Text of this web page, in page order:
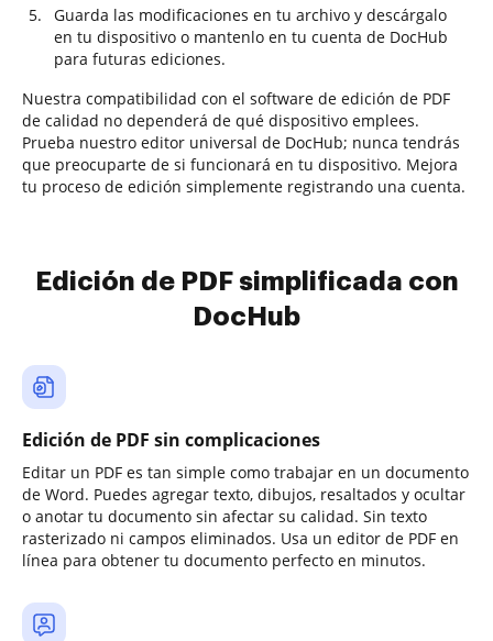
Guarda las modificaciones en tu archivo y descárgalo
en tu dispositivo o mantenlo en tu cuenta de DocHub
para futuras ediciones.
Nuestra compatibilidad con el software de edición de PDF
de calidad no dependerá de qué dispositivo emplees.
Prueba nuestro editor universal de DocHub; nunca tendrás
que preocuparte de si funcionará en tu dispositivo. Mejora
tu proceso de edición simplemente registrando una cuenta.
Edición de PDF simplificada con
DocHub
Edición de PDF sin complicaciones
Editar un PDF es tan simple como trabajar en un documento
de Word. Puedes agregar texto, dibujos, resaltados y ocultar
o anotar tu documento sin afectar su calidad. Sin texto
rasterizado ni campos eliminados. Usa un editor de PDF en
línea para obtener tu documento perfecto en minutos.